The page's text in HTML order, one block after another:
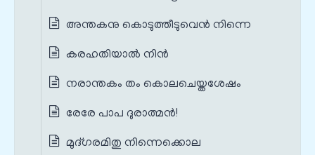
അന്തകനു കൊടുത്തീടുവെൻ നിന്നെ
കരഹതിയാൽ നിൻ
നരാന്തകം തം കൊലചെയ്തശേഷം
രേരേ പാപ ദുരാത്മൻ!
മുദ്ഗരമിതു നിന്നെക്കൊല